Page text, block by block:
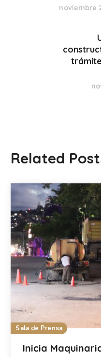
noviembre
Related
Sala de Prensa
Inicia